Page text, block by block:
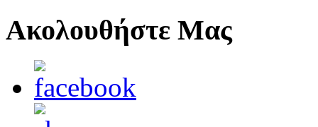
Ακολουθήστε Μας